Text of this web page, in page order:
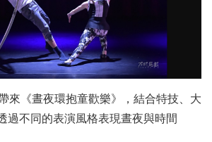
來《晝夜環抱童歡樂》，結合特技、大
過不同的表演風格表現晝夜與時間